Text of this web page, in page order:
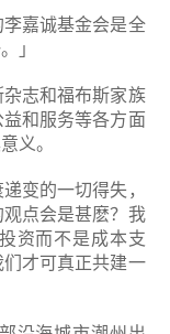
李嘉诚基金会是全
」
志和福布斯家族
和服务等各方面
义。
变的一切得失，
点会是甚麽？我
资而不是成本支
才可真正共建一